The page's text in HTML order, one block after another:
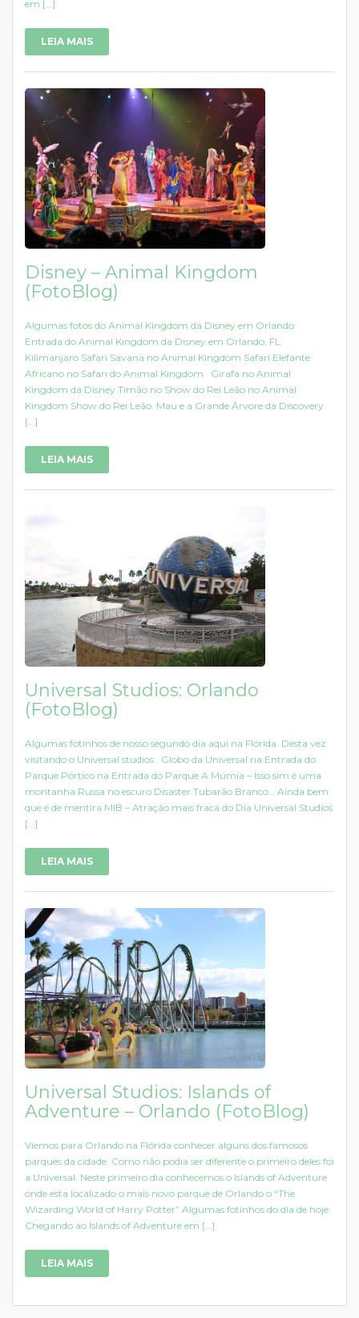
em […]
LEIA MAIS
Disney – Animal Kingdom
(FotoBlog)
Algumas fotos do Animal Kingdom da Disney em Orlando:
Entrada do Animal Kingdom da Disney em Orlando, FL
Kilimanjaro Safari Savana no Animal Kingdom Safari Elefante
Africano no Safari do Animal Kingdom Girafa no Animal
Kingdom da Disney Timão no Show do Rei Leão no Animal
Kingdom Show do Rei Leão Mau e a Grande Árvore da Discovery
[…]
LEIA MAIS
Universal Studios: Orlando
(FotoBlog)
Algumas fotinhos de nosso segundo dia aqui na Flórida. Desta vez
visitando o Universal studios.. Globo da Universal na Entrada do
Parque Pórtico na Entrada do Parque A Múmia – Isso sim é uma
montanha Russa no escuro Disaster Tubarão Branco… Ainda bem
que é de mentira MIB – Atração mais fraca do Dia Universal Studios
[…]
LEIA MAIS
Universal Studios: Islands of
Adventure – Orlando (FotoBlog)
Viemos para Orlando na Flórida conhecer alguns dos famosos
parques da cidade. Como não podia ser diferente o primeiro deles foi
a Universal. Neste primeiro dia conhecemos o Islands of Adventure
onde esta localizado o mais novo parque de Orlando o “The
Wizarding World of Harry Potter” Algumas fotinhos do dia de hoje:
Chegando ao Islands of Adventure em […]
LEIA MAIS